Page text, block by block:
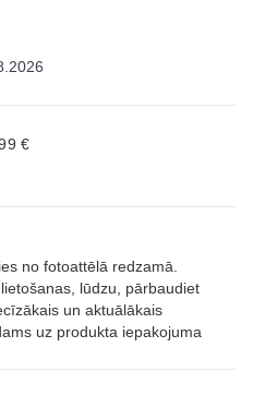
€
no fotoattēlā redzamā.
lūdzu, pārbaudiet
un aktuālākais
uz produkta iepakojuma